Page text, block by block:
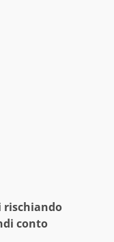
rischiando
conto